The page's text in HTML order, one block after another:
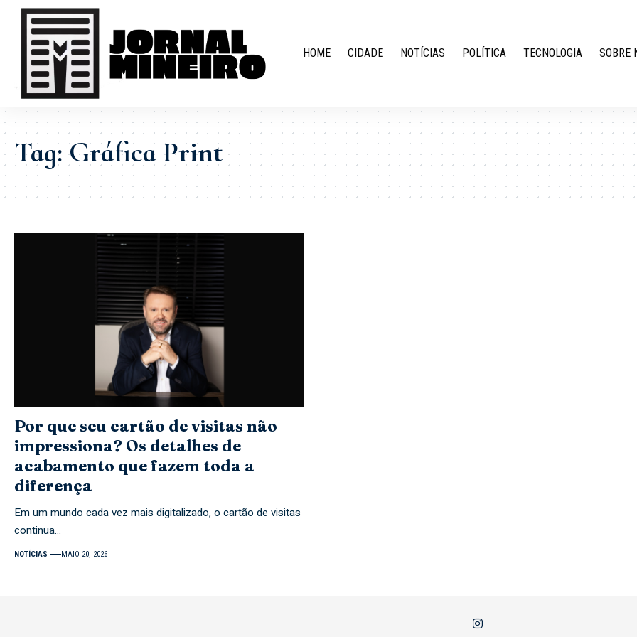
HOME CIDADE NOTÍCIAS POLÍTICA TECNOLOGIA SOBRE
Tag:Gráfica Print
Por que seu cartão de visitas não
impressiona? Os detalhes de
acabamento que fazem toda a
diferença
Em um mundo cada vez mais digitalizado, o cartão de visitas
continua…
NOTÍCIAS MAIO 20, 2026